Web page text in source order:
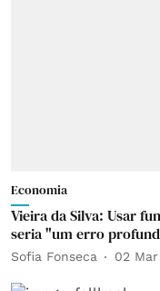
Economia
Vieira da Silva: Usar
seria "um erro
Sofia Fonseca 02